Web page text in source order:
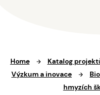
Home Katalog
Výzkum a inovace
hmyzích